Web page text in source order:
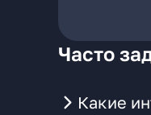
Часто
Какие